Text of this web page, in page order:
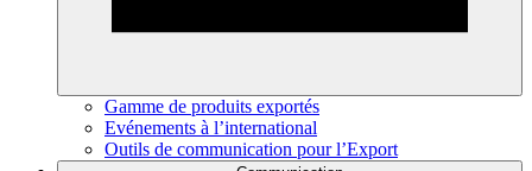
Gamme de produits exportés
Evénements à l’international
Outils de communication pour l’Export